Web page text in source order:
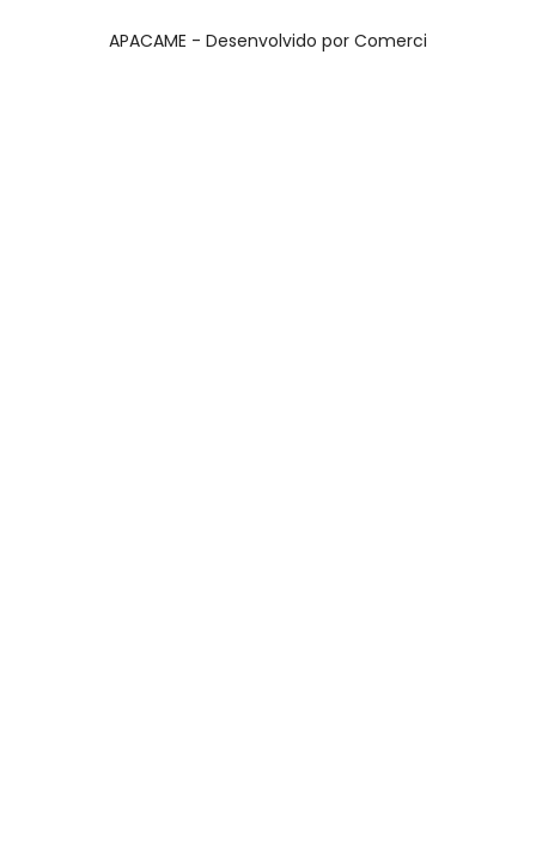
APACAME - Desenvolvido por Comerci